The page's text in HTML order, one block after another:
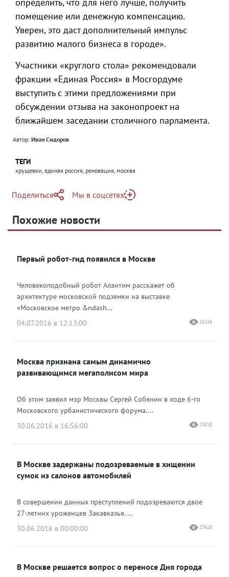
помещение или денежную компенсацию.
Уверен, это даст дополнительный импульс
развитию малого бизнеса в городе».
Участники «круглого стола» рекомендовали
фракции «Единая Россия» в Мосгордуме
выступить с этими предложениями при
обсуждении отзыва на законопроект на
ближайшем заседании столичного парламента.
Автор: Иван Сидоров
ТЕГИ
хрущевки, единая россия, реновация, москва
Поделиться
Telegram
Одноклассники
Мы в соцсетях
Яндекс Дзен
Похожие новости
Первый робот-гид появился в Москве
Человекоподобный робот Алантим расскажет об
архитектуре московской подземки на выставке
«Московское метро &ndash...
04.07.2016 в 12:13:00
15156
Москва признана самым динамично
развивающимся мегаполисом мира
Об этом заявил мэр Москвы Сергей Собянин в ходе 6-го
Московского урбанистического форума....
30.06.2016 в 16:56:00
25818
В Москве задержаны подозреваемые в хищении
сумок из салонов автомобилей
В совершении данных преступлений подозреваются двое
27-летних уроженцев Закавказья. ...
30.06.2016 в 00:00:00
27610
В Москве решается вопрос о переносе Дня города